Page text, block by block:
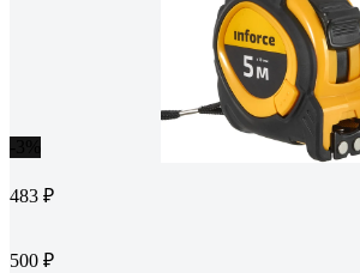
483 ₽
500 ₽